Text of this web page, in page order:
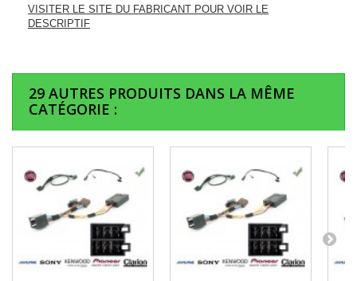
VISITER LE SITE DU FABRICANT POUR VOIR LE
DESCRIPTIF
29 AUTRES PRODUITS DANS LA MÊME
CATÉGORIE :